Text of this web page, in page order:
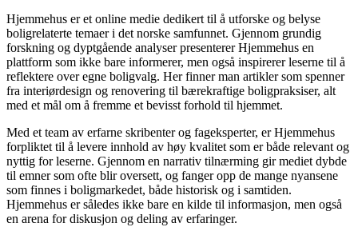
Hjemmehus er et online medie dedikert til å utforske og belyse
boligrelaterte temaer i det norske samfunnet. Gjennom grundig
forskning og dyptgående analyser presenterer Hjemmehus en
plattform som ikke bare informerer, men også inspirerer leserne til å
reflektere over egne boligvalg. Her finner man artikler som spenner
fra interiørdesign og renovering til bærekraftige boligpraksiser, alt
med et mål om å fremme et bevisst forhold til hjemmet.
Med et team av erfarne skribenter og fageksperter, er Hjemmehus
forpliktet til å levere innhold av høy kvalitet som er både relevant og
nyttig for leserne. Gjennom en narrativ tilnærming gir mediet dybde
til emner som ofte blir oversett, og fanger opp de mange nyansene
som finnes i boligmarkedet, både historisk og i samtiden.
Hjemmehus er således ikke bare en kilde til informasjon, men også
en arena for diskusjon og deling av erfaringer.